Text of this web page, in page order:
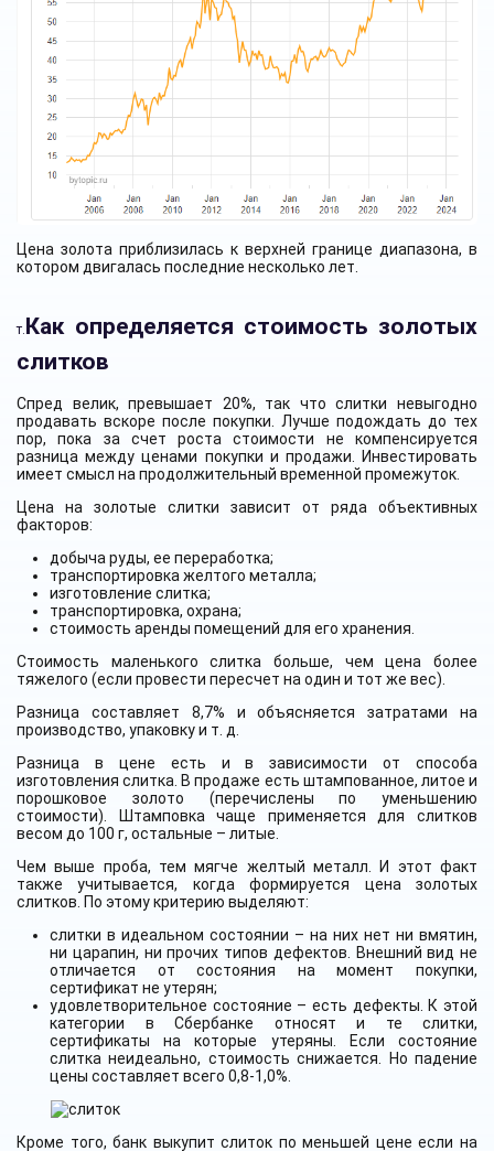
Цена золота приблизилась к верхней границе диапазона, в
котором двигалась последние несколько лет.
т.Как определяется стоимость золотых
слитков
Спред велик, превышает 20%, так что слитки невыгодно
продавать вскоре после покупки. Лучше подождать до тех
пор, пока за счет роста стоимости не компенсируется
разница между ценами покупки и продажи. Инвестировать
имеет смысл на продолжительный временной промежуток.
Цена на золотые слитки зависит от ряда объективных
факторов:
добыча руды, ее переработка;
транспортировка желтого металла;
изготовление слитка;
транспортировка, охрана;
стоимость аренды помещений для его хранения.
Стоимость маленького слитка больше, чем цена более
тяжелого (если провести пересчет на один и тот же вес).
Разница составляет 8,7% и объясняется затратами на
производство, упаковку и т. д.
Разница в цене есть и в зависимости от способа
изготовления слитка. В продаже есть штампованное, литое и
порошковое золото (перечислены по уменьшению
стоимости). Штамповка чаще применяется для слитков
весом до 100 г, остальные – литые.
Чем выше проба, тем мягче желтый металл. И этот факт
также учитывается, когда формируется цена золотых
слитков. По этому критерию выделяют:
слитки в идеальном состоянии – на них нет ни вмятин,
ни царапин, ни прочих типов дефектов. Внешний вид не
отличается от состояния на момент покупки,
сертификат не утерян;
удовлетворительное состояние – есть дефекты. К этой
категории в Сбербанке относят и те слитки,
сертификаты на которые утеряны. Если состояние
слитка неидеально, стоимость снижается. Но падение
цены составляет всего 0,8-1,0%.
Кроме того, банк выкупит слиток по меньшей цене если на